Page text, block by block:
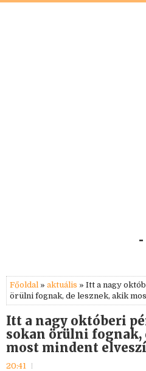
-
Főoldal » aktuális » Itt a nagy
örülni fognak, de lesznek, akik
Itt a nagy októberi
sokan örülni fognak,
most mindent
20:41